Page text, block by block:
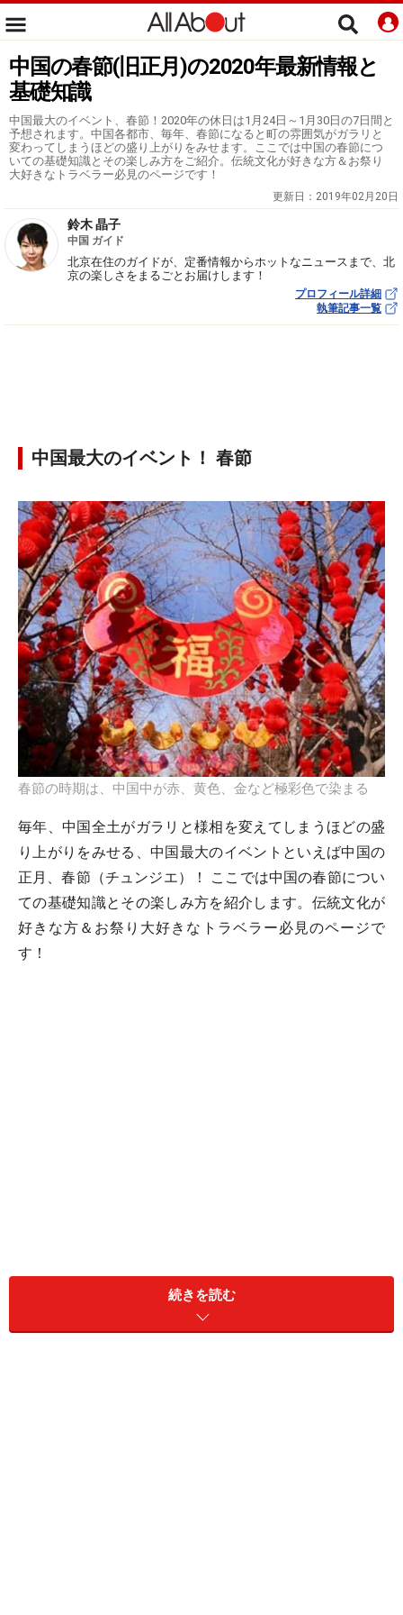
中国の春節(旧正月)の2020年最新情報と
基礎知識
中国最大のイベント、春節！2020年の休日は1月24日～1月30日の7日間と
予想されます。中国各都市、毎年、春節になると町の雰囲気がガラリと
変わってしまうほどの盛り上がりをみせます。ここでは中国の春節につ
いての基礎知識とその楽しみ方をご紹介。伝統文化が好きな方＆お祭り
大好きなトラベラー必見のページです！
更新日： 2019年02月20日
鈴木 晶子
中国 ガイド
北京在住のガイドが、定番情報からホットなニュースまで、北
京の楽しさをまるごとお届けします！
プロフィール詳細
執筆記事一覧
中国最大のイベント！ 春節
春節の時期は、中国中が赤、黄色、金など極彩色で染まる
毎年、中国全土がガラリと様相を変えてしまうほどの盛
り上がりをみせる、中国最大のイベントといえば中国の
正月、春節（チュンジエ）！ ここでは中国の春節につい
ての基礎知識とその楽しみ方を紹介します。伝統文化が
好きな方＆お祭り大好きなトラベラー必見のページで
す！
春節の日程
続きを読む